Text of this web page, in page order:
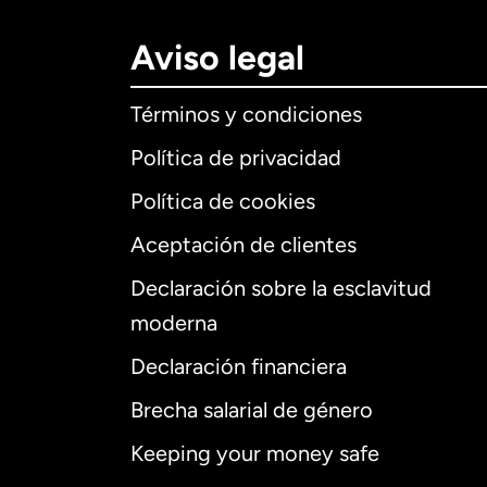
Aviso legal
Términos y condiciones
Política de privacidad
Política de cookies
Aceptación de clientes
Declaración sobre la esclavitud
moderna
Declaración financiera
Brecha salarial de género
Keeping your money safe
Internacional
Alemania